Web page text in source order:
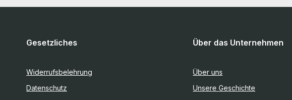
Gesetzliches
Widerrufsbelehrung
Datenschutz
Über das Unternehmen
Über uns
Unsere Geschichte